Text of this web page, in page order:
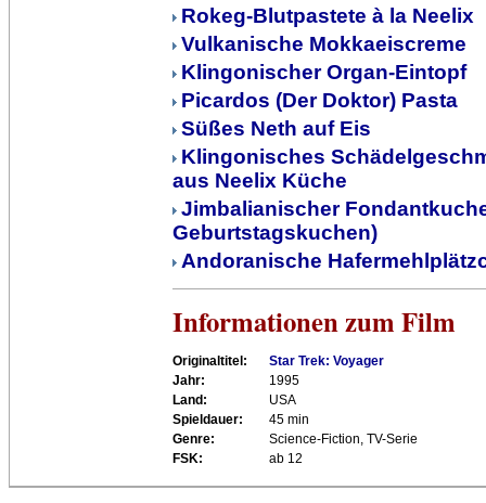
Rokeg-Blutpastete à la Neelix
Vulkanische Mokkaeiscreme
Klingonischer Organ-Eintopf
Picardos (Der Doktor) Pasta
Süßes Neth auf Eis
Klingonisches
aus Neelix Küche
Jimbalianischer
Geburtstagskuchen)
Andoranische
Informationen zum Film
Originaltitel:
Star Trek: Voyager
Jahr:
1995
Land:
USA
Spieldauer:
45 min
Genre:
Science-Fiction, TV-Serie
FSK:
ab 12